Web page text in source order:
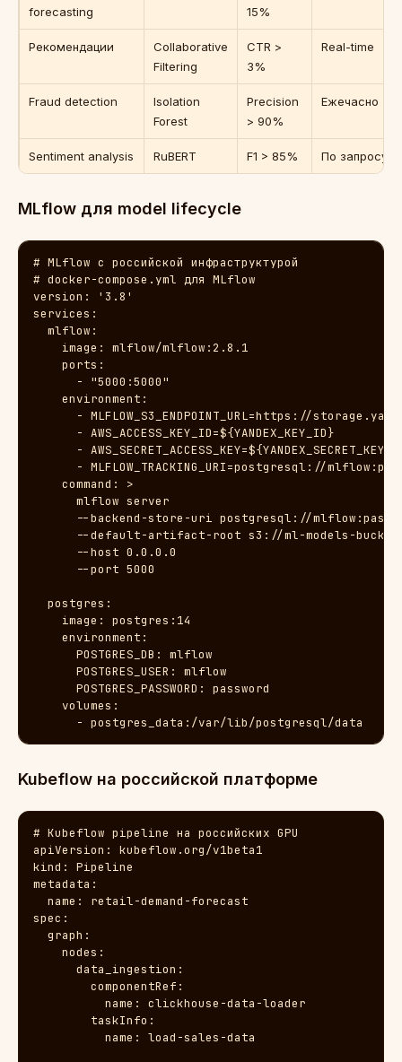
forecasting
15%
Рекомендации
Collaborative
Filtering
CTR >
3%
Real-time
Fraud detection
Isolation
Forest
Precision
> 90%
Ежечасно
Sentiment analysis RuBERT F1 > 85% По запросу
MLflow для model lifecycle
# MLflow с российской инфраструктурой
# docker-compose.yml для MLflow
version: '3.8'
services:
  mlflow:
    image: mlflow/mlflow:2.8.1
    ports:
      - "5000:5000"
    environment:
- MLFLOW_S3_ENDPOINT_URL=https://
      - AWS_ACCESS_KEY_ID=${YANDEX_KEY_ID}
      - AWS_SECRET_ACCESS_KEY=${YANDEX_SECRET_KEY}
- MLFLOW_TRACKING_URI=postgresql://
    command: >
      mlflow server
--backend-store-uri postgresql://
--default-artifact-root s3://ml-models-
      --host 0.0.0.0
      --port 5000
  postgres:
    image: postgres:14
    environment:
      POSTGRES_DB: mlflow
      POSTGRES_USER: mlflow
      POSTGRES_PASSWORD: password
    volumes:
      - postgres_data:/var/lib/postgresql/data
Kubeflow на российской платформе
# Kubeflow pipeline на российских GPU
apiVersion: kubeflow.org/v1beta1
kind: Pipeline
metadata:
  name: retail-demand-forecast
spec:
  graph:
    nodes:
      data_ingestion:
        componentRef:
          name: clickhouse-data-loader
        taskInfo:
          name: load-sales-data